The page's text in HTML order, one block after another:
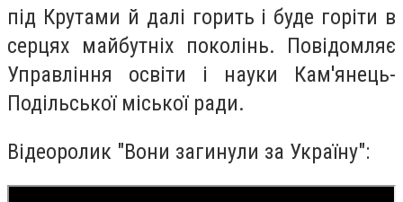
під Крутами й далі горить і буде горіти в
серцях майбутніх поколінь. Повідомляє
Управління освіти і науки Кам'янець-
Подільської міської ради.
Відеоролик "Вони загинули за Україну":